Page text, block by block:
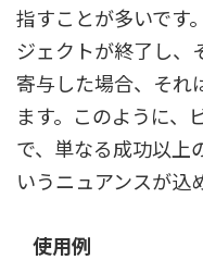
指すことが多いです
ジェクトが終了し、
寄与した場合、それ
ます。このように、
で、単なる成功以上
いうニュアンスが込
使用例